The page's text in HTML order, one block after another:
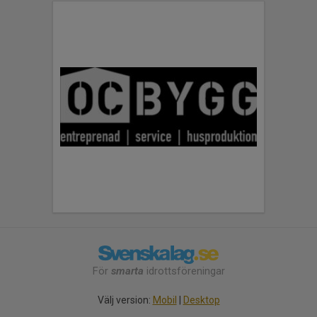
För smarta idrottsföreningar
Välj version: Mobil Desktop